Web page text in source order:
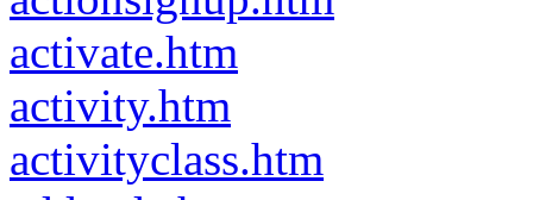
activate.htm
activity.htm
activityclass.htm